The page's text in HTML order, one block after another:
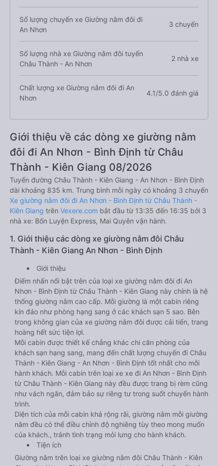
Số lượng chuyến xe Giường nằm đôi đi
An Nhơn
3 chuyến
Số lượng nhà xe Giường nằm đôi tuyến
Châu Thành - An Nhơn
2 nhà xe
Chất lượng xe Giường nằm đôi đi An
Nhơn
4.1/5.0 đánh giá
Giới thiệu về các dòng xe giường nằm
đôi đi An Nhơn - Bình Định từ Châu
Thành - Kiên Giang 08/2026
Tuyến đường Châu Thành - Kiên Giang - An Nhơn - Bình Định
dài khoảng 835 km. Trung bình mỗi ngày có khoảng 3 chuyến
Xe giường nằm đôi đi An Nhơn - Bình Định từ Châu Thành -
Kiên Giang trên Vexere.com bắt đầu từ 13:35 đến 16:35 bởi 3
nhà xe: Bốn Luyện Express, Mai Quyên vận hành.
1. Giới thiệu các dòng xe giường nằm đôi Châu
Thành - Kiên Giang An Nhơn - Bình Định
Giới thiệu
Điểm nhấn nổi bật trên của loại xe giường nằm đôi đi An
Nhơn - Bình Định từ Châu Thành - Kiên Giang này chính là hệ
thống giường nằm cao cấp. Mỗi giường là một cabin riêng
kín đáo như phòng hạng sang ở các khách sạn 5 sao. Bên
trong không gian của xe giường nằm đôi được cải tiến, trang
hoàng hết sức tiện lợi.
Mỗi cabin được thiết kế chẳng khác chi căn phòng của
khách sạn hạng sang, mang đến chất lượng chuyến đi Châu
Thành - Kiên Giang - An Nhơn - Bình Định tốt nhất cho mỗi
hành khách. Mỗi cabin trên loại xe xe đi An Nhơn - Bình Định
từ Châu Thành - Kiên Giang này đều được trang bị rèm cũng
như vách ngăn, đảm bảo sự riêng tư trong suốt chuyến hành
trình.
Diện tích của mỗi cabin khá rộng rãi, giường nằm mỗi giường
nằm đều có thể điều chỉnh độ nghiêng tùy theo mong muốn
của khách., tránh tình trạng mỏi lưng cho hành khách.
Tiện ích
Giường nằm trên loại xe giường nằm đôi Châu Thành - Kiên